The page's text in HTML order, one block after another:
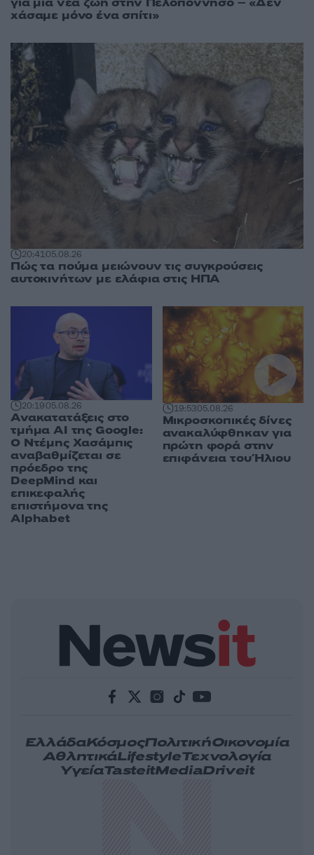
χάσαμε μόνο ένα σπίτι»
20:4105.08.26
Πώς τα πούμα μειώνουν τις συγκρούσεις
αυτοκινήτων με ελάφια στις ΗΠΑ
20:1905.08.26
Ανακατατάξεις στο
τμήμα AI της Google:
Ο Ντέμης Χασάμπις
αναβαθμίζεται σε
πρόεδρο της
DeepMind και
επικεφαλής
επιστήμονα της
Alphabet
19:5305.08.26
Μικροσκοπικές δίνες
ανακαλύφθηκαν για
πρώτη φορά στην
επιφάνεια του Ήλιου
ΕλλάδαΚόσμοςΠολιτικήΟικονομία
ΑθλητικάLifestyleΤεχνολογία
ΥγείαTasteitMediaDriveit